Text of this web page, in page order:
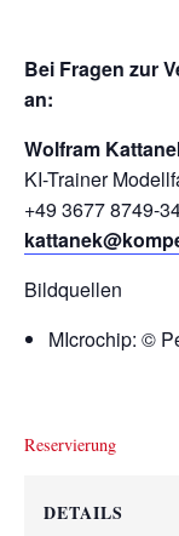
Bei Fragen zur
an:
Wolfram
KI-Trainer
+49 3677 8749-
Bildquellen
MIcrochip: ©
DETAILS
Reservierung